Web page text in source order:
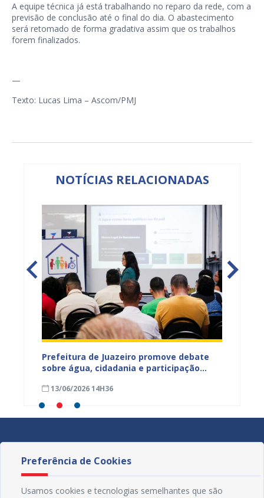
A equipe técnica já está trabalhando no reparo da rede, com a
previsão de conclusão até o final do dia. O abastecimento
será retomado de forma gradativa assim que os trabalhos
forem finalizados.
—
Texto: Lucas Lima – Ascom/PMJ
NOTÍCIAS RELACIONADAS
Prefeitura de Juazeiro promove debate
sobre água, cidadania e participação
comunidades urbanas e rurais
13/06/2026 14H36
Preferência de Cookies
Usamos cookies e tecnologias semelhantes que são